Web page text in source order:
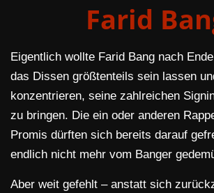
Farid
Eigentlich wollte Farid Bang nach
das Dissen größtenteils sein lassen
konzentrieren, seine zahlreichen
zu bringen. Die ein oder anderen
Promis dürften sich bereits darauf
endlich nicht mehr vom Banger
Aber weit gefehlt – anstatt sich